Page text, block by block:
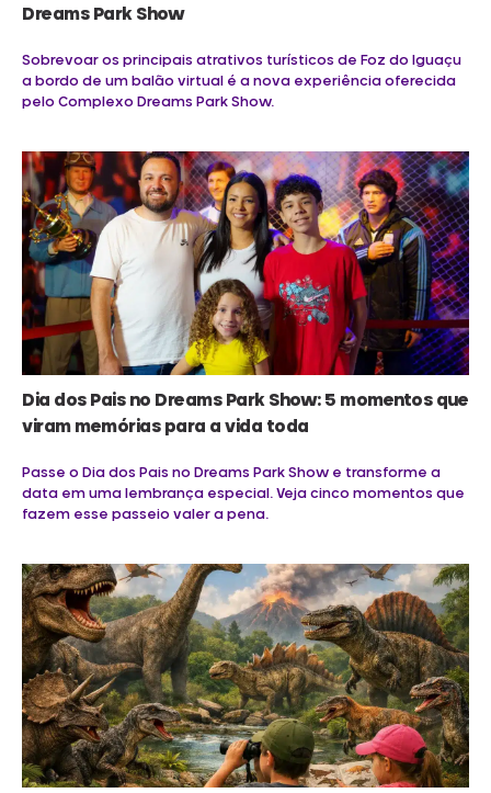
Dreams Park Show
Sobrevoar os principais atrativos turísticos de Foz do Iguaçu
a bordo de um balão virtual é a nova experiência oferecida
pelo Complexo Dreams Park Show.
Dia dos Pais no Dreams Park Show: 5 momentos que
viram memórias para a vida toda
Passe o Dia dos Pais no Dreams Park Show e transforme a
data em uma lembrança especial. Veja cinco momentos que
fazem esse passeio valer a pena.